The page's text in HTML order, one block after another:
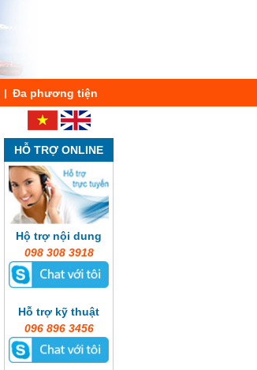
Đa phương tiện
HỖ TRỢ ONLINE
Hộ trợ nội dung
098 308 3918
Hỗ trợ kỹ thuật
096 896 3456